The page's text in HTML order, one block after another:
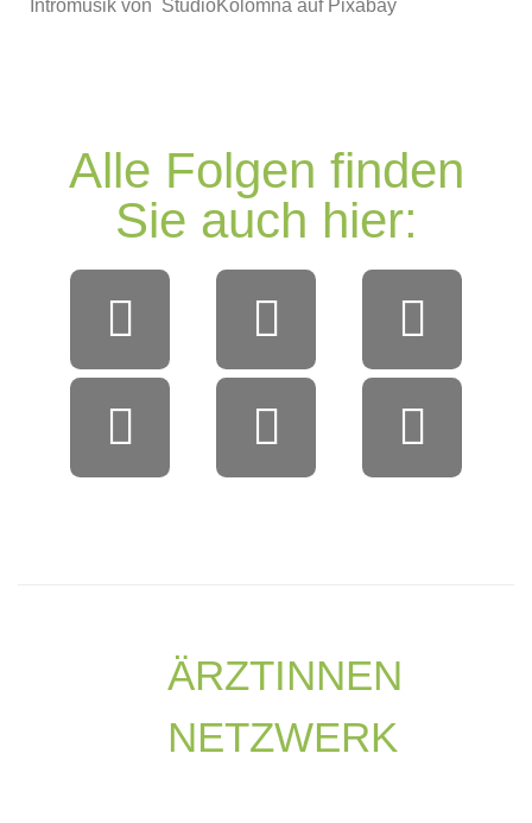
Intromusik von StudioKolomna auf Pixabay
Alle Folgen finden
Sie auch hier:
ÄRZTINNEN
NETZWERK